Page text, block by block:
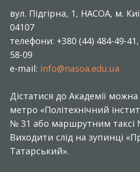
вул. Підгірна, 1, НАСОА, м.
04107
телефони: +380 (44) 484-49-
58-09
e-mail: info@nasoa.edu.ua
Дістатися до Академії можна
метро «Політехнічний
№ 31 або маршрутним таксі
Виходити слід на зупинці
Татарський».